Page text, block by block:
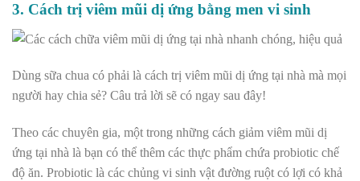
3. Cách trị viêm mũi dị ứng bằng men vi sinh
Dùng sữa chua có phải là cách trị viêm mũi dị ứng tại nhà mà mọi
người hay chia sẻ? Câu trả lời sẽ có ngay sau đây!
Theo các chuyên gia, một trong những cách giảm viêm mũi dị
ứng tại nhà là bạn có thể thêm các thực phẩm chứa probiotic chế
độ ăn. Probiotic là các chủng vi sinh vật đường ruột có lợi có khả